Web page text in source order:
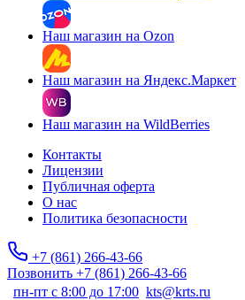
Наш магазин на Ozon
Наш магазин на Яндекс.Маркет
Наш магазин на WildBerries
Контакты
Лицензии
Публичная оферта
О нас
Политика безопасности
+7 (861) 266-43-66
Позвонить +7 (861) 266-43-66
пн-пт с 8:00 до 17:00 kts@krts.ru